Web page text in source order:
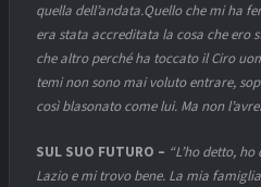
quella dell’andata.Quello che mi ha
era stata accreditata la cosa che ero
che altro perché ha toccato il Ciro
temi non sono mai voluto entrare,
così blasonato come lui. Ma non
SUL SUO FUTURO – “L’ho detto,
Lazio e mi trovo bene. La mia